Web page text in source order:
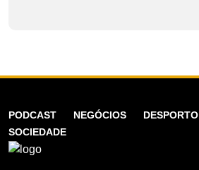
PODCAST NEGÓCIOS DESPORTO
SOCIEDADE